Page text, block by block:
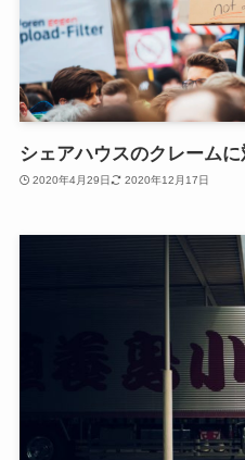
シェアハウスのクレーム
2020年4月29日 2020年12月17日